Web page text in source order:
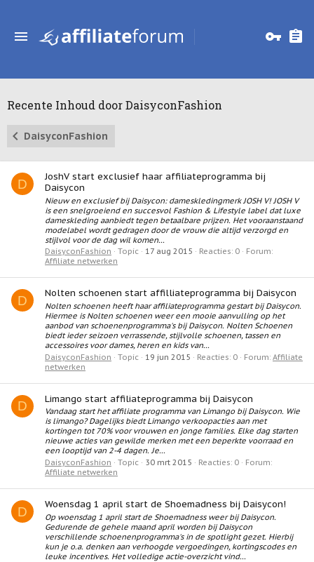
Recente Inhoud door DaisyconFashion
DaisyconFashion
D
JoshV start exclusief haar affiliateprogramma bij
Daisycon
Nieuw en exclusief bij Daisycon: dameskledingmerk JOSH V! JOSH V
is een snelgroeiend en succesvol Fashion & Lifestyle label dat luxe
dameskleding aanbiedt tegen betaalbare prijzen. Het vooraanstaand
modelabel wordt gedragen door de vrouw die altijd verzorgd en
stijlvol voor de dag wil komen...
DaisyconFashion
Topic 17 aug 2015 Reacties: 0
Forum:
Affiliate netwerken
D
Nolten schoenen start affilliateprogramma bij Daisycon
Nolten schoenen heeft haar affiliateprogramma gestart bij Daisycon.
Hiermee is Nolten schoenen weer een mooie aanvulling op het
aanbod van schoenenprogramma's bij Daisycon. Nolten Schoenen
biedt ieder seizoen verrassende, stijlvolle schoenen, tassen en
accessoires voor dames, heren en kids van...
DaisyconFashion
Topic 19 jun 2015 Reacties: 0 Forum: Affiliate
netwerken
D
Limango start affiliateprogramma bij Daisycon
Vandaag start het affiliate programma van Limango bij Daisycon. Wie
is limango? Dagelijks biedt Limango verkoopacties aan met
kortingen tot 70% voor vrouwen en jonge families. Elke dag starten
nieuwe acties van gewilde merken met een beperkte voorraad en
een looptijd van 2-4 dagen. Je...
DaisyconFashion
Topic 30 mrt 2015 Reacties: 0
Forum:
Affiliate netwerken
D
Woensdag 1 april start de Shoemadness bij Daisycon!
Op woensdag 1 april start de Shoemadness weer bij Daisycon.
Gedurende de gehele maand april worden bij Daisycon
verschillende schoenenprogramma's in de spotlight gezet. Hierbij
kun je o.a. denken aan verhoogde vergoedingen, kortingscodes en
leuke incentives. Het volledige actie-overzicht vind...